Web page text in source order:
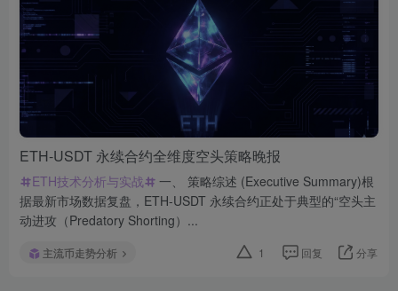
ETH-USDT 永续合约全维度空头策略晚报
ETH技术分析与实战
一、 策略综述 (Executive Summary)根
据最新市场数据复盘，ETH-USDT 永续合约正处于典型的“空头主
动进攻（Predatory Shorting）...
主流币走势分析 1 回复 分享